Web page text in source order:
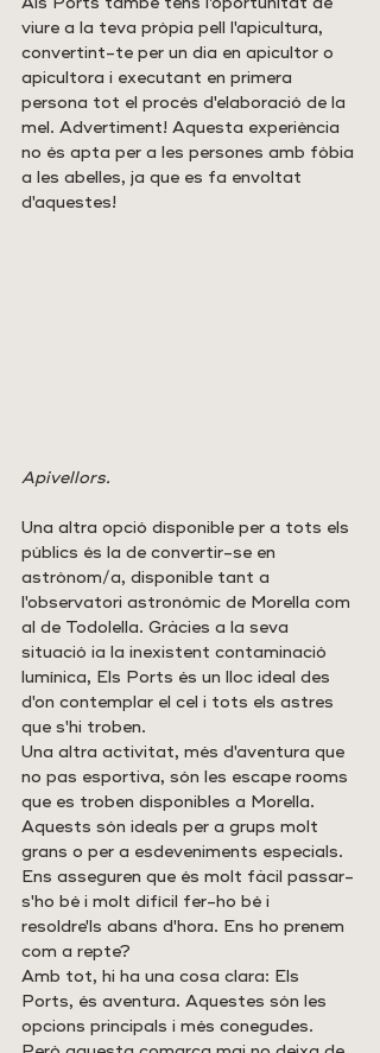
viure a la teva pròpia pell l'apicultura,
convertint-te per un dia en apicultor o
apicultora i executant en primera
persona tot el procés d'elaboració de la
mel. Advertiment! Aquesta experiència
no és apta per a les persones amb fòbia
a les abelles, ja que es fa envoltat
d'aquestes!
Apivellors.
Una altra opció disponible per a tots els
públics és la de convertir-se en
astrònom/a, disponible tant a
l'observatori astronòmic de Morella com
al de Todolella. Gràcies a la seva
situació ia la inexistent contaminació
lumínica, Els Ports és un lloc ideal des
d'on contemplar el cel i tots els astres
que s'hi troben.
Una altra activitat, més d'aventura que
no pas esportiva, són les escape rooms
que es troben disponibles a Morella.
Aquests són ideals per a grups molt
grans o per a esdeveniments especials.
Ens asseguren que és molt fàcil passar-
s'ho bé i molt difícil fer-ho bé i
resoldre'ls abans d'hora. Ens ho prenem
com a repte?
Amb tot, hi ha una cosa clara: Els
Ports, és aventura. Aquestes són les
opcions principals i més conegudes.